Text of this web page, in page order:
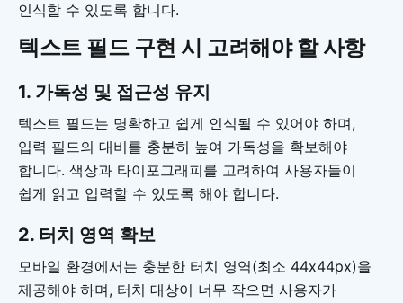
인식할 수 있도록 합니다.
텍스트 필드 구현 시 고려해야 할 사항
1. 가독성 및 접근성 유지
텍스트 필드는 명확하고 쉽게 인식될 수 있어야 하며,
입력 필드의 대비를 충분히 높여 가독성을 확보해야
합니다. 색상과 타이포그래피를 고려하여 사용자들이
쉽게 읽고 입력할 수 있도록 해야 합니다.
2. 터치 영역 확보
모바일 환경에서는 충분한 터치 영역(최소 44x44px)을
제공해야 하며, 터치 대상이 너무 작으면 사용자가